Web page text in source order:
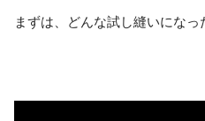
まずは、どんな試し縫いになっ